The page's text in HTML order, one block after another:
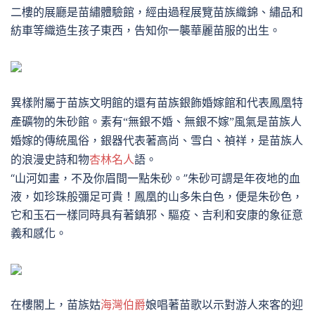
二樓的展廳是苗繡體驗館，經由過程展覽苗族織錦、繡品和
紡車等織造生孩子東西，告知你一襲華麗苗服的出生。
異樣附屬于苗族文明館的還有苗族銀飾婚嫁館和代表鳳凰特
產礦物的朱砂館。素有“無銀不婚、無銀不嫁”風氣是苗族人
婚嫁的傳統風俗，銀器代表著高尚、雪白、禎祥，是苗族人
的浪漫史詩和物杏林名人語。
“山河如畫，不及你眉間一點朱砂。”朱砂可謂是年夜地的血
液，如珍珠般彌足可貴！鳳凰的山多朱白色，便是朱砂色，
它和玉石一樣同時具有著鎮邪、驅疫、吉利和安康的象征意
義和感化。
在樓閣上，苗族姑海灣伯爵娘唱著苗歌以示對游人來客的迎